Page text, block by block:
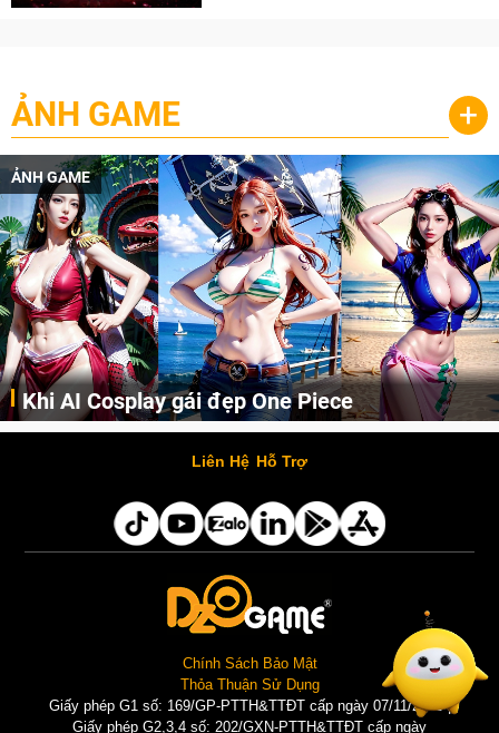
ẢNH GAME +
ẢNH GAME
Khi AI Cosplay gái đẹp One Piece
Những cô nàng nóng bỏng Boa Hancock, Nico Robin, Nami, Yamato hay Perona được AI vẽ lại dưới hình thức Cosplay cực kỳ chuẩn chỉnh.
Liên Hệ Hỗ Trợ
Chính Sách Bảo Mật
Thỏa Thuận Sử Dụng
Giấy phép G1 số: 169/GP-PTTH&TTĐT cấp ngày 07/11/2025 |
Giấy phép G2,3,4 số: 202/GXN-PTTH&TTĐT cấp ngày